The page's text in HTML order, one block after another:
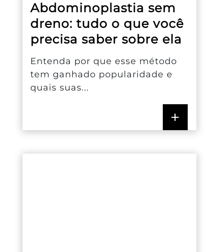
Abdominoplastia sem
dreno: tudo o que você
precisa saber sobre ela
Entenda por que esse método
tem ganhado popularidade e
quais suas...
+